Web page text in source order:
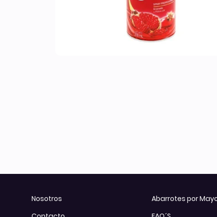
Todos los Productos
Nosotros
Abarrotes por